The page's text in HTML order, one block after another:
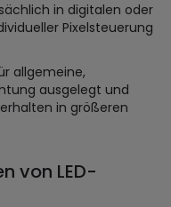
in digitalen oder
Pixelsteuerung
allgemeine,
ausgelegt und
in größeren
von LED-